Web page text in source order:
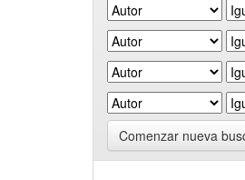
Comenzar nueva